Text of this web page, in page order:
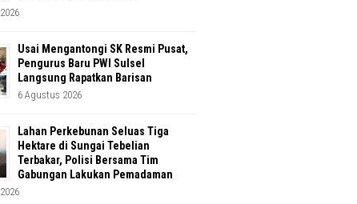
Usai Mengantongi SK Resmi Pusat,
Pengurus Baru PWI Sulsel
Langsung Rapatkan Barisan
6 Agustus 2026
Lahan Perkebunan Seluas Tiga
Hektare di Sungai Tebelian
Terbakar, Polisi Bersama Tim
Gabungan Lakukan Pemadaman